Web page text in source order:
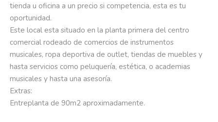
tienda u oficina a un precio si competencia, esta es tu
oportunidad.
Este local esta situado en la planta primera del centro
comercial rodeado de comercios de instrumentos
musicales, ropa deportiva de outlet, tiendas de muebles y
hasta servicios como peluquería, estética, o academias
musicales y hasta una asesoría.
Extras:
Entreplanta de 90m2 aproximadamente.